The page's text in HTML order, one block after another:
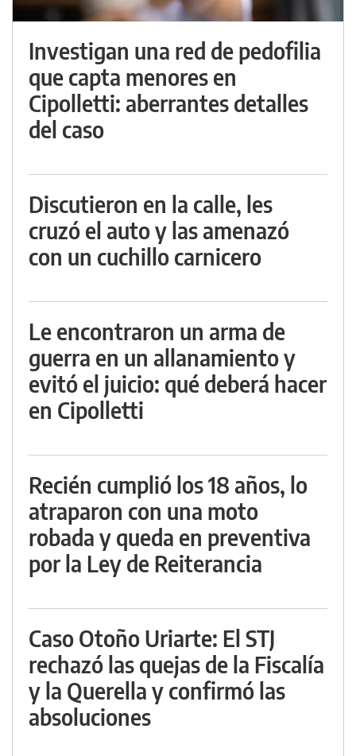
Investigan una red de pedofilia
que capta menores en
Cipolletti: aberrantes detalles
del caso
Discutieron en la calle, les
cruzó el auto y las amenazó
con un cuchillo carnicero
Le encontraron un arma de
guerra en un allanamiento y
evitó el juicio: qué deberá hacer
en Cipolletti
Recién cumplió los 18 años, lo
atraparon con una moto
robada y queda en preventiva
por la Ley de Reiterancia
Caso Otoño Uriarte: El STJ
rechazó las quejas de la Fiscalía
y la Querella y confirmó las
absoluciones